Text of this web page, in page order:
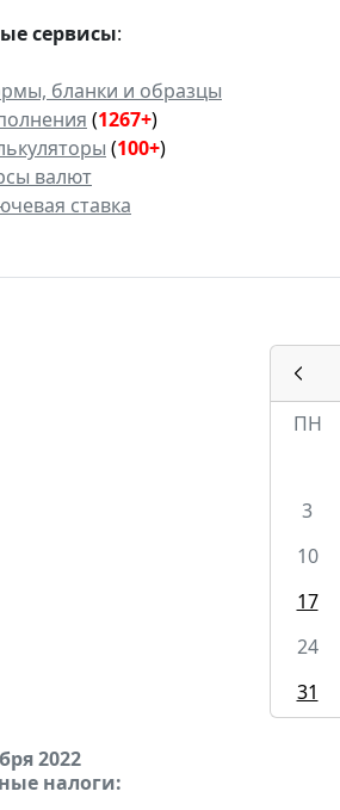
сервисы:
бланки и образцы
(1267+)
(100+)
валют
ставка
ПН
3
10
17
24
31
2022
налоги: